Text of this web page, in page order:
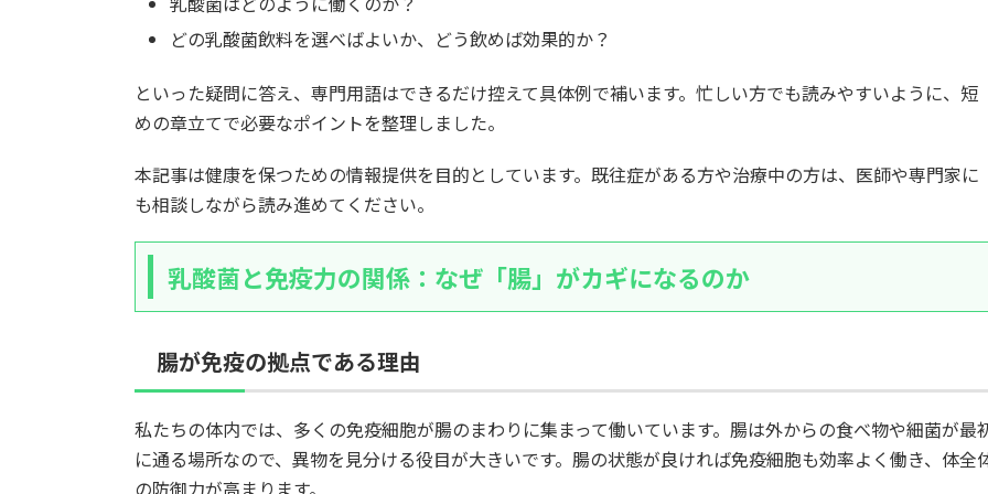
どの乳酸菌飲料を選べばよいか、どう飲めば効果的か？
といった疑問に答え、専門用語はできるだけ控えて具体例で補います。忙しい方でも読みやすいように、短
めの章立てで必要なポイントを整理しました。
本記事は健康を保つための情報提供を目的としています。既往症がある方や治療中の方は、医師や専門家に
も相談しながら読み進めてください。
乳酸菌と免疫力の関係：なぜ「腸」がカギになるのか
腸が免疫の拠点である理由
私たちの体内では、多くの免疫細胞が腸のまわりに集まって働いています。腸は外からの食べ物や細菌が最
に通る場所なので、異物を見分ける役目が大きいです。腸の状態が良ければ免疫細胞も効率よく働き、体全
の防御力が高まります。